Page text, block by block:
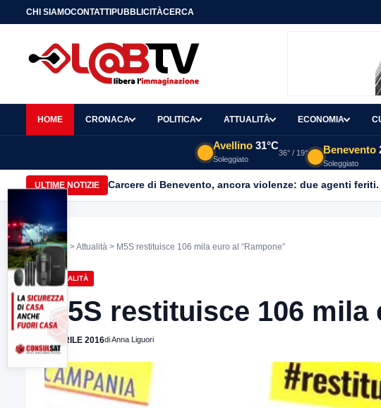
CHI SIAMOCONTATTIPUBBLICITÀCERCA
HOME CRONACA POLITICA ATTUALITÀ ECONOMIA
Avellino 31°C
Soleggiato
36° / 19° Benevento
Soleggiato
ULTIME NOTIZIE Carcere di Benevento, ancora violenze: due agenti
Home >Attualità > M5S restituisce 106 mila euro al “Rampone”
ATTUALITÀ
M5S restituisce 106 mila
7 APRILE 2016di Anna Liguori